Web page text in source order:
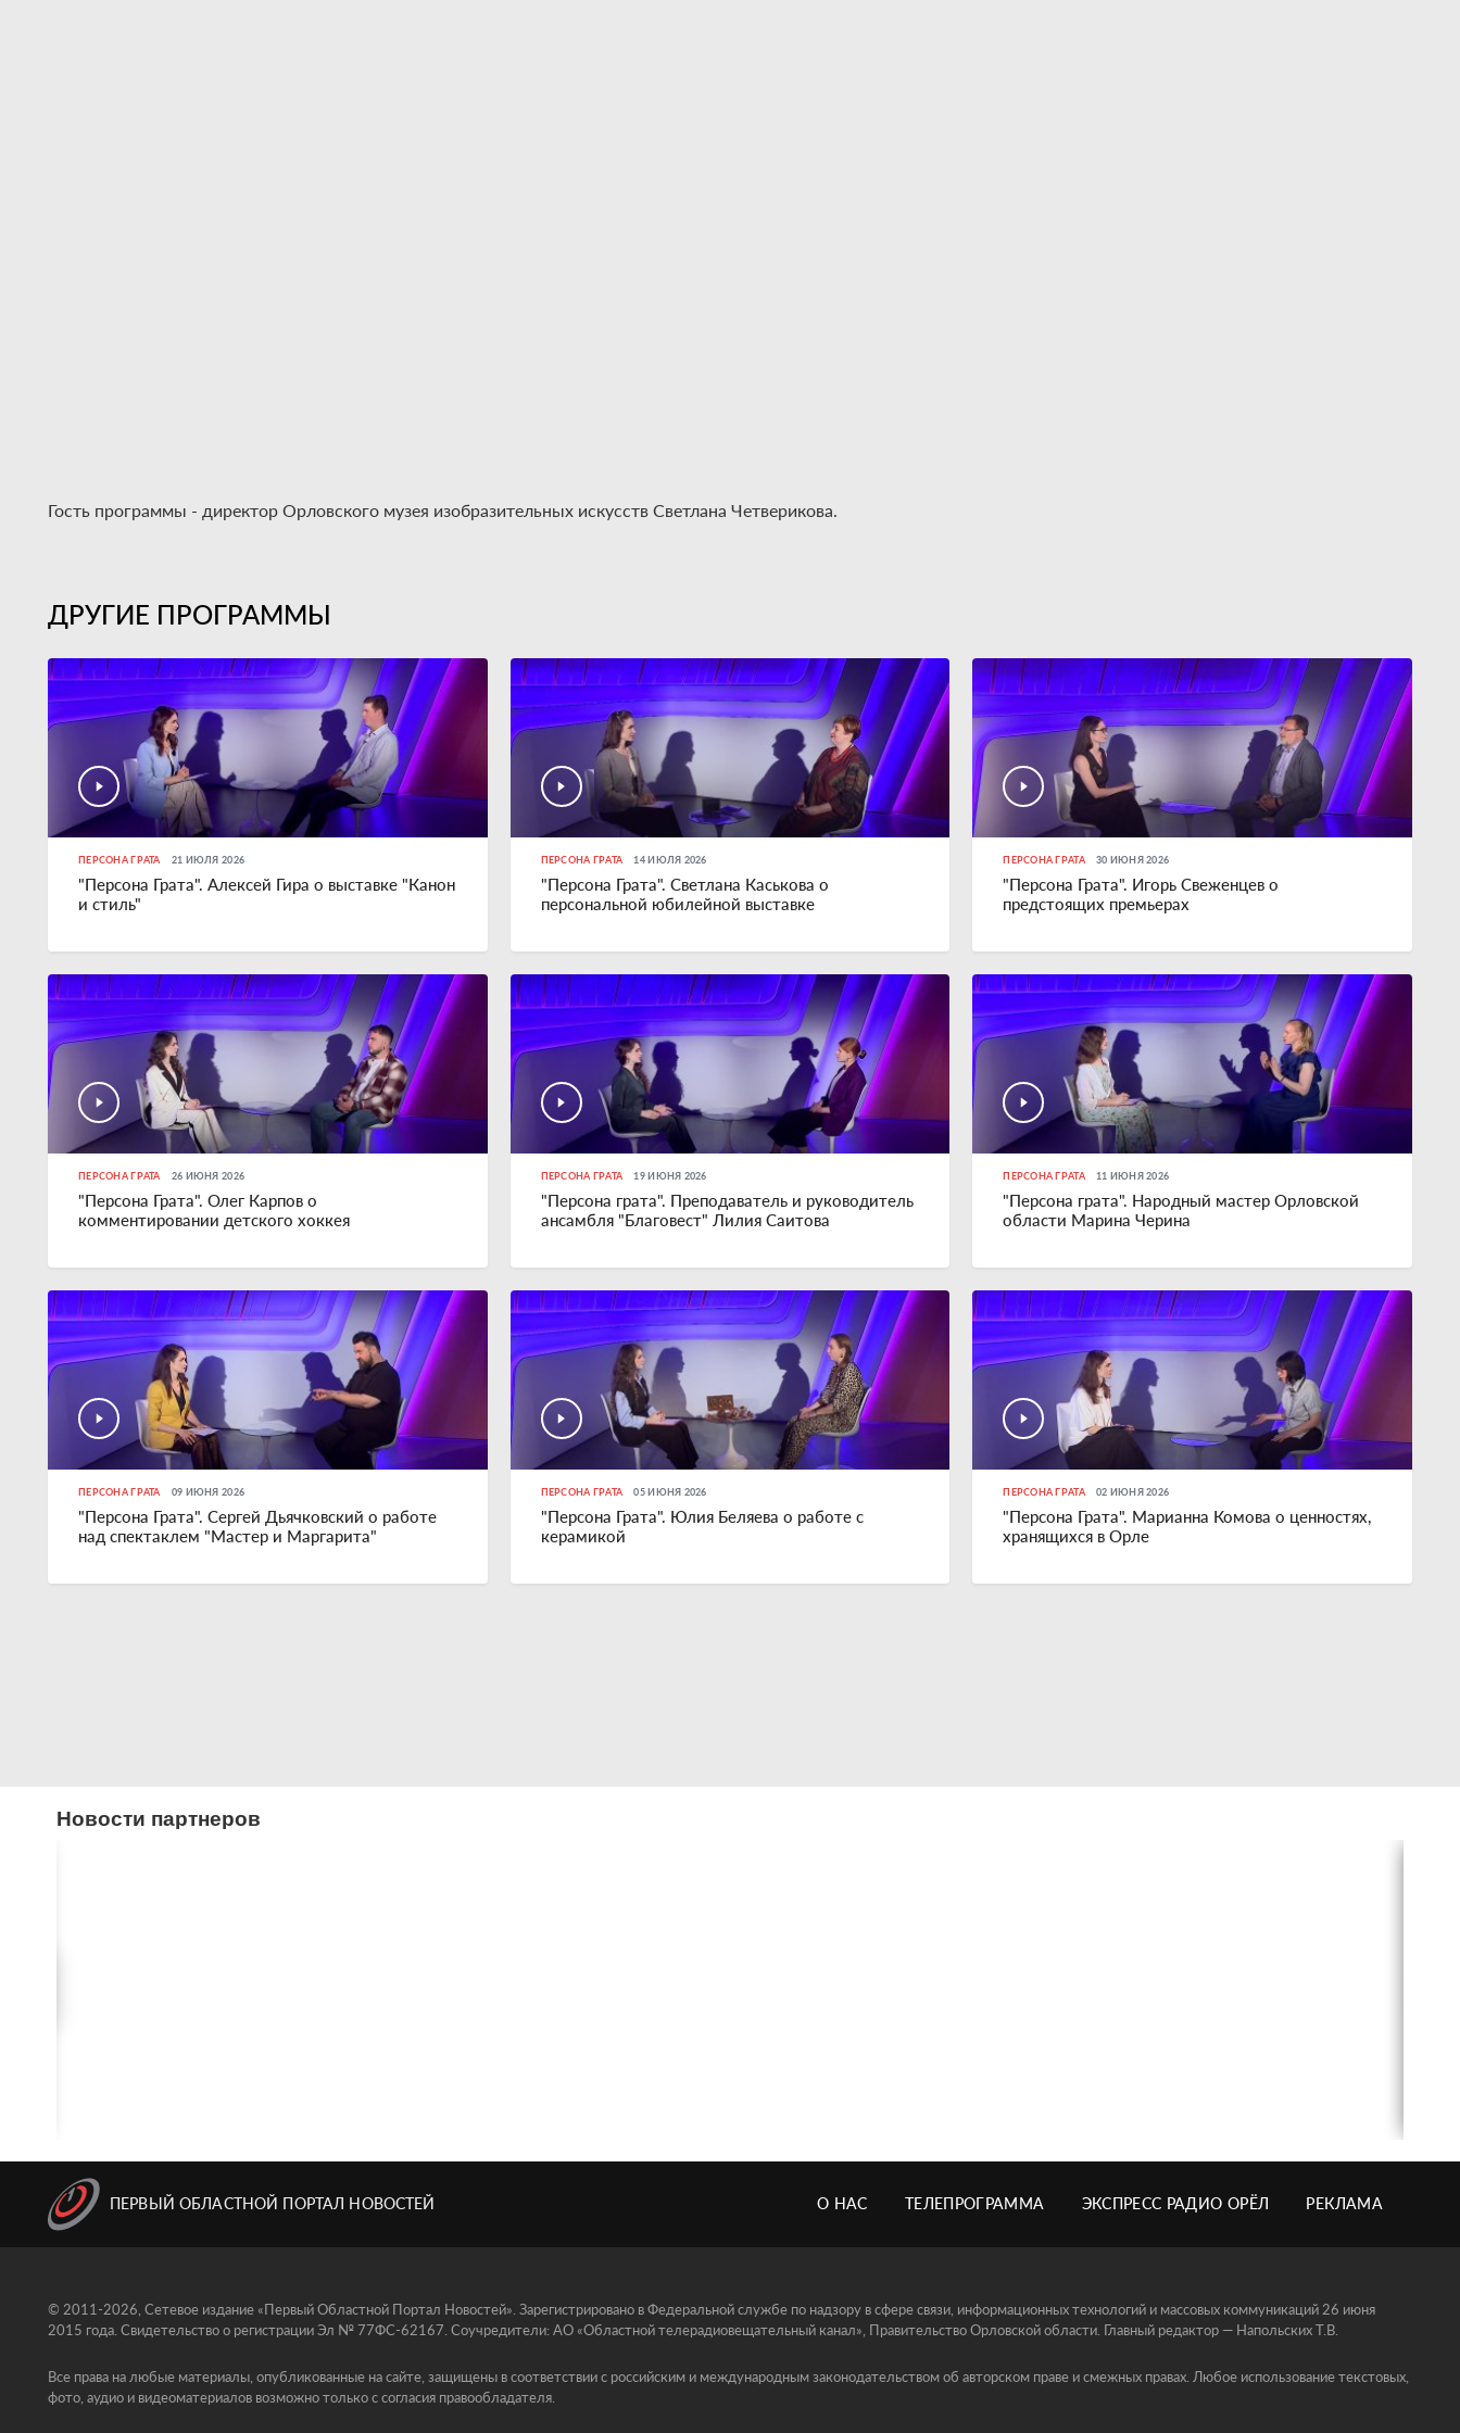
Гость программы - директор Орловского музея изобразительных искусств Светлана Четверикова.
ДРУГИЕ ПРОГРАММЫ
ПЕРСОНА ГРАТА 21 ИЮЛЯ 2026
"Персона Грата". Алексей Гира о выставке "Канон
и стиль"
ПЕРСОНА ГРАТА 14 ИЮЛЯ 2026
"Персона Грата". Светлана Каськова о
персональной юбилейной выставке
ПЕРСОНА ГРАТА 30 ИЮНЯ 2026
"Персона Грата". Игорь Свеженцев о
предстоящих премьерах
ПЕРСОНА ГРАТА 26 ИЮНЯ 2026
"Персона Грата". Олег Карпов о
комментировании детского хоккея
ПЕРСОНА ГРАТА 19 ИЮНЯ 2026
"Персона грата". Преподаватель и руководитель
ансамбля "Благовест" Лилия Саитова
ПЕРСОНА ГРАТА 11 ИЮНЯ 2026
"Персона грата". Народный мастер Орловской
области Марина Черина
ПЕРСОНА ГРАТА 09 ИЮНЯ 2026
"Персона Грата". Сергей Дьячковский о работе
над спектаклем "Мастер и Маргарита"
ПЕРСОНА ГРАТА 05 ИЮНЯ 2026
"Персона Грата". Юлия Беляева о работе с
керамикой
ПЕРСОНА ГРАТА 02 ИЮНЯ 2026
"Персона Грата". Марианна Комова о ценностях,
хранящихся в Орле
Новости партнеров
ПЕРВЫЙ ОБЛАСТНОЙ ПОРТАЛ НОВОСТЕЙ О НАС ТЕЛЕПРОГРАММА ЭКСПРЕСС РАДИО ОРЁЛ РЕКЛАМА
© 2011-2026, Сетевое издание «Первый Областной Портал Новостей». Зарегистрировано в Федеральной службе по надзору в сфере связи, информационных технологий и массовых коммуникаций 26 июня
2015 года. Свидетельство о регистрации Эл № 77ФС-62167. Соучредители: АО «Областной телерадиовещательный канал», Правительство Орловской области. Главный редактор — Напольских Т.В.
Все права на любые материалы, опубликованные на сайте, защищены в соответствии с российским и международным законодательством об авторском праве и смежных правах. Любое использование текстовых,
фото, аудио и видеоматериалов возможно только с согласия правообладателя.